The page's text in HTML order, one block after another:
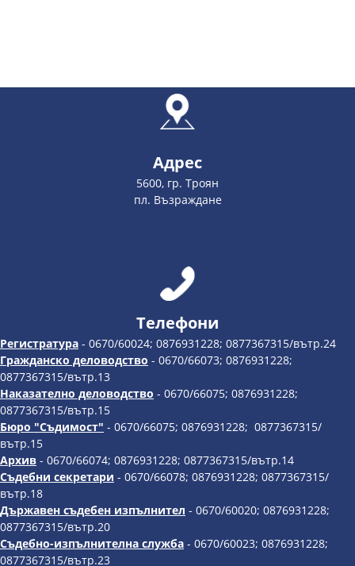
Адрес
5600, гр. Троян
пл. Възраждане
Телефони
Регистратура - 0670/60024; 0876931228; 0877367315/вътр.24
Гражданско деловодство - 0670/66073; 0876931228;
0877367315/вътр.13
Наказателно деловодство - 0670/66075; 0876931228;
0877367315/вътр.15
Бюро "Съдимост" - 0670/66075; 0876931228; 0877367315/
вътр.15
Архив - 0670/66074; 0876931228; 0877367315/вътр.14
Съдебни секретари - 0670/66078; 0876931228; 0877367315/
вътр.18
Държавен съдебен изпълнител - 0670/60020; 0876931228;
0877367315/вътр.20
Съдебно-изпълнителна служба - 0670/60023; 0876931228;
0877367315/вътр.23